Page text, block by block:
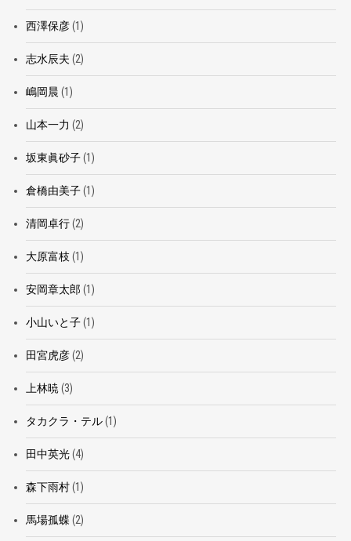
西澤保彦(1)
志水辰夫 (2)
嶋岡晨 (1)
山本一力 (2)
坂東眞砂子(1)
倉橋由美子(1)
清岡卓行(2)
大原富枝 (1)
安岡章太郎 (1)
小山いと子(1)
田宮虎彦(2)
上林暁 (3)
タカクラ・テル(1)
田中英光(4)
森下雨村(1)
馬場孤蝶 (2)